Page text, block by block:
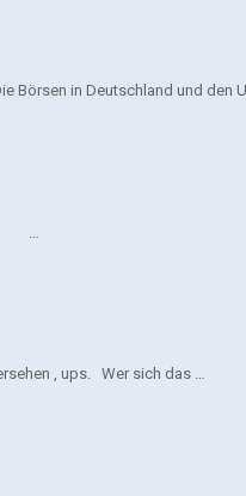
in Deutschland und den
…
, ups. Wer sich das …